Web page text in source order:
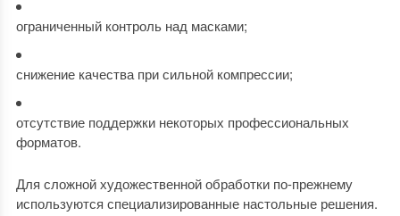
ограниченный контроль над масками;
снижение качества при сильной компрессии;
отсутствие поддержки некоторых профессиональных
форматов.
Для сложной художественной обработки по-прежнему
используются специализированные настольные решения.